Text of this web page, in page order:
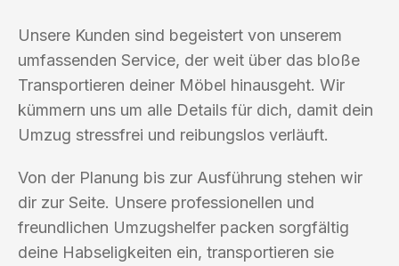
Unsere Kunden sind begeistert von unserem
umfassenden Service, der weit über das bloße
Transportieren deiner Möbel hinausgeht. Wir
kümmern uns um alle Details für dich, damit dein
Umzug stressfrei und reibungslos verläuft.
Von der Planung bis zur Ausführung stehen wir
dir zur Seite. Unsere professionellen und
freundlichen Umzugshelfer packen sorgfältig
deine Habseligkeiten ein, transportieren sie